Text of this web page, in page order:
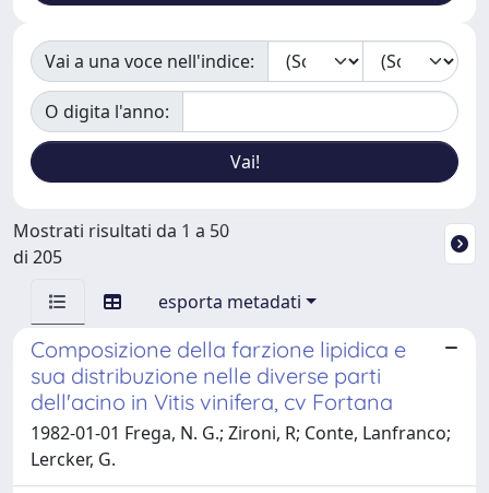
Vai a una voce nell'indice:
O digita l'anno:
Mostrati risultati da 1 a 50
di 205
esporta metadati
Composizione della farzione lipidica e
sua distribuzione nelle diverse parti
dell'acino in Vitis vinifera, cv Fortana
1982-01-01 Frega, N. G.; Zironi, R; Conte, Lanfranco;
Lercker, G.